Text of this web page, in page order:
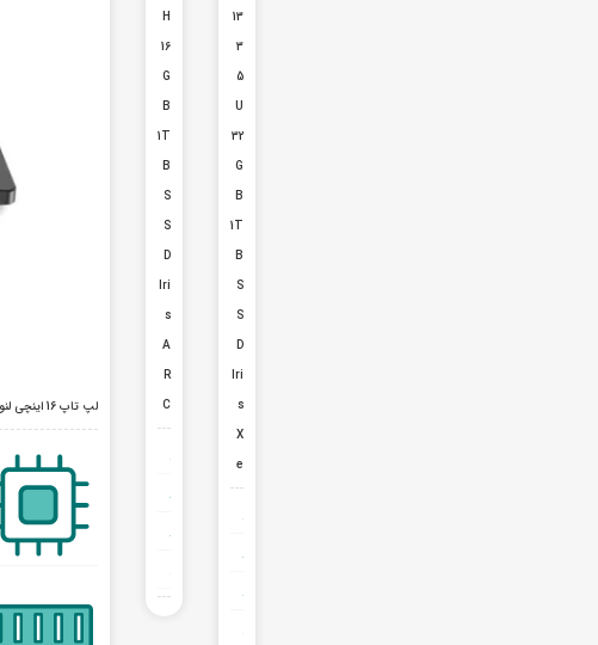
13
3
5
U
32
G
B
1T
B
S
S
D
Iri
s
X
e
H
16
G
B
1T
B
S
S
D
Iri
s
A
R
C
لپ تاپ 16 اینچی لنوو مدل ThinkPad E16 Ultra 7 155H 16GB 512GB SSD Iris ARC